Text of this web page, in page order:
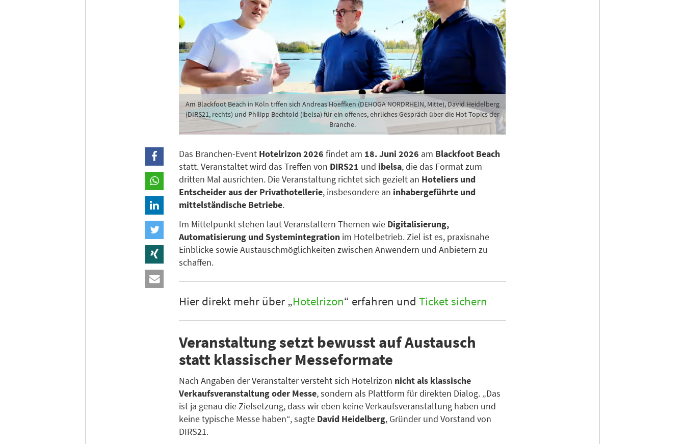
Am Blackfoot Beach in Köln trffen sich Andreas Hoeffken (DEHOGA NORDRHEIN, Mitte), David Heidelberg
(DIRS21, rechts) und Philipp Bechtold (ibelsa) für ein offenes, ehrliches Gespräch über die Hot Topics der
Branche.
Das Branchen-Event Hotelrizon 2026 findet am 18. Juni 2026 am Blackfoot Beach
statt. Veranstaltet wird das Treffen von DIRS21 und ibelsa, die das Format zum
dritten Mal ausrichten. Die Veranstaltung richtet sich gezielt an Hoteliers und
Entscheider aus der Privathotellerie, insbesondere an inhabergeführte und
mittelständische Betriebe.
Im Mittelpunkt stehen laut Veranstaltern Themen wie Digitalisierung,
Automatisierung und Systemintegration im Hotelbetrieb. Ziel ist es, praxisnahe
Einblicke sowie Austauschmöglichkeiten zwischen Anwendern und Anbietern zu
schaffen.
Hier direkt mehr über „Hotelrizon“ erfahren und Ticket sichern
Veranstaltung setzt bewusst auf Austausch
statt klassischer Messeformate
Nach Angaben der Veranstalter versteht sich Hotelrizon nicht als klassische
Verkaufsveranstaltung oder Messe, sondern als Plattform für direkten Dialog. „Das
ist ja genau die Zielsetzung, dass wir eben keine Verkaufsveranstaltung haben und
keine typische Messe haben“, sagte David Heidelberg, Gründer und Vorstand von
DIRS21.